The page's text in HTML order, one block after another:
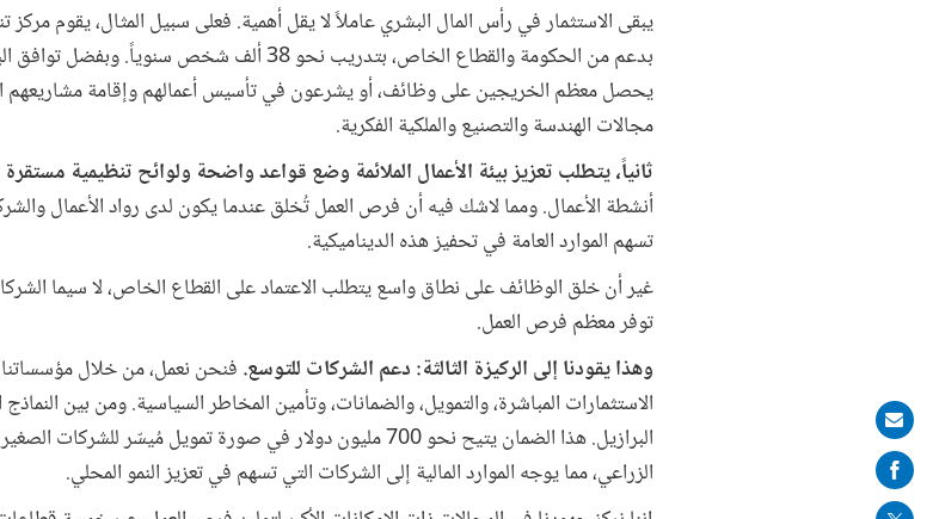
يبقى الاستثمار في رأس المال البشري عاملاً لا يقل أهمية. فعلى سبيل المثال، يقوم مركز
بدعم من الحكومة والقطاع الخاص، بتدريب نحو 38 ألف
يحصل معظم الخريجين على وظائف، أو يشرعون في تأسيس أعمالهم وإقامة
مجالات الهندسة والتصنيع والملكية الفكرية.
ثانياً، يتطلب تعزيز بيئة الأعمال الملائمة وضع قواعد واضحة ولوائح تنظيمية مستقرة
أنشطة الأعمال. ومما لاشك فيه أن فرص العمل تُخلق عندما يكون لدى رواد الأعمال
تسهم الموارد العامة في تحفيز هذه الديناميكية.
غير أن خلق الوظائف على نطاق واسع يتطلب الاعتماد على القطاع الخاص، لا سيما
توفر معظم فرص العمل.
وهذا يقودنا إلى الركيزة الثالثة: دعم الشركات للتوسع. فنحن نعمل، من خلال مؤسساتنا
الاستثمارات المباشرة، والتمويل، والضمانات، وتأمين المخاطر السياسية. ومن بين
البرازيل. هذا الضمان يتيح نحو 700 مليون دولار في صورة تمويل
الزراعي، مما يوجه الموارد المالية إلى الشركات التي تسهم في تعزيز النمو المحلي.
Share
on
mail